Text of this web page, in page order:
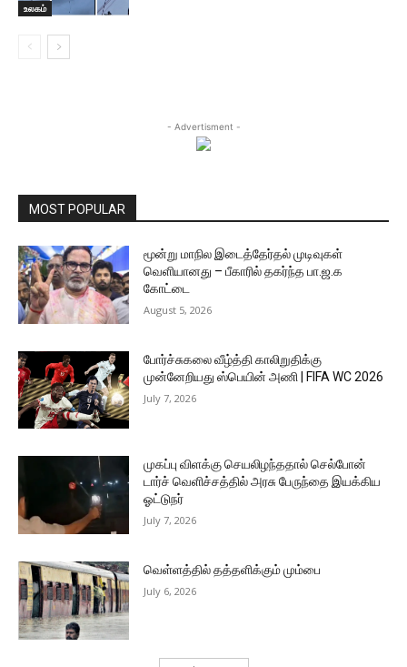
உலகம்
- Advertisment -
MOST POPULAR
மூன்று மாநில இடைத்தேர்தல் முடிவுகள்
வெளியானது – பீகாரில் தகர்ந்த பா.ஜ.க
கோட்டை
August 5, 2026
போர்ச்சுகலை வீழ்த்தி காலிறுதிக்கு
முன்னேறியது ஸ்பெயின் அணி | FIFA WC 2026
July 7, 2026
முகப்பு விளக்கு செயலிழந்ததால் செல்போன்
டார்ச் வெளிச்சத்தில் அரசு பேருந்தை இயக்கிய
ஓட்டுநர்
July 7, 2026
வெள்ளத்தில் தத்தளிக்கும் மும்பை
July 6, 2026